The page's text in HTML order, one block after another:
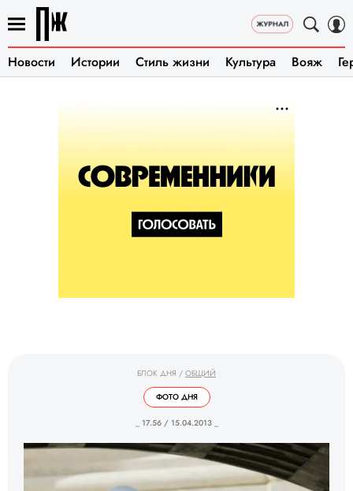
Новости Истории Стиль жизни Культура Вояж
БЛОК ДНЯ / ОБЩИЙ
ФОТО ДНЯ
_ 17.56 / 15.04.2013 _